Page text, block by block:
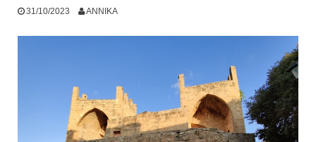
31/10/2023 ANNIKA